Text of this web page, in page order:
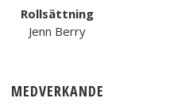
Rollsättning
Jenn Berry
MEDVERKANDE